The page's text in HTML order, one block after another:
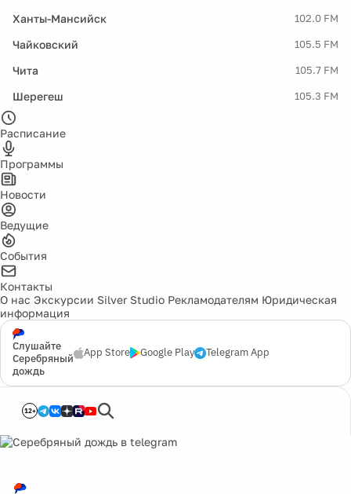
Ханты-Мансийск 102.0 FM
Чайковский 105.5 FM
Чита 105.7 FM
Шерегеш 105.3 FM
Расписание
Программы
Новости
Ведущие
События
Контакты
О нас Экскурсии Silver Studio Рекламодателям Юридическая
информация
Слушайте
Серебряный
дождь
App Store Google Play Telegram App
12+